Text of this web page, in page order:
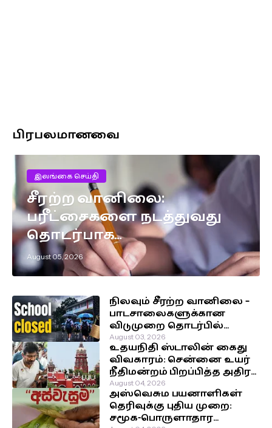
பிரபலமானவை
இலங்கை செய்தி
சீரற்ற வானிலை:
பரீட்சைகளை நடத்துவது
தொடர்பாக
எடுக்கப்பட்டுள்ள முக்கிய
தீர்மானம்!
August 05, 2026
நிலவும் சீரற்ற வானிலை –
பாடசாலைகளுக்கான
விடுமுறை தொடர்பில்
வௌியான தகவல்!
August 03, 2026
உதயநிதி ஸ்டாலின் கைது
விவகாரம்: சென்னை உயர்
நீதிமன்றம் பிறப்பித்த அதிரடி
உத்தரவு!
August 04, 2026
அஸ்வெசும பயனாளிகள்
தெரிவுக்கு புதிய முறை:
சமூக-பொருளாதார